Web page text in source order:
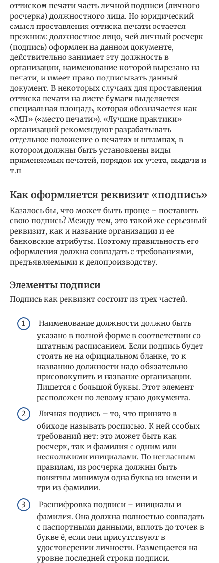
оттиском печати часть личной подписи (личного
росчерка) должностного лица. Но юридический
смысл проставления оттиска печати остается
прежним: должностное лицо, чей личный росчерк
(подпись) оформлен на данном документе,
действительно занимает эту должность в
организации, наименование которой вырезано на
печати, и имеет право подписывать данный
документ. В некоторых случаях для проставления
оттиска печати на листе бумаги выделяется
специальная площадь, которая обозначается как
«МП» («место печати»). «Лучшие практики»
организаций рекомендуют разрабатывать
отдельное положение о печатях и штампах, в
котором должны быть установлены виды
применяемых печатей, порядок их учета, выдачи и
т.п.
Как оформляется реквизит «подпись»
Казалось бы, что может быть проще – поставить
свою подпись? Между тем, это такой же серьезный
реквизит, как и название организации и ее
банковские атрибуты. Поэтому правильность его
оформления должна совпадать с требованиями,
предъявляемыми к делопроизводству.
Элементы подписи
Подпись как реквизит состоит из трех частей.
Наименование должности должно быть
указано в полной форме в соответствии со
штатным расписанием. Если подпись будет
стоять не на официальном бланке, то к
названию должности надо обязательно
присовокупить и название организации.
Пишется с большой буквы. Этот элемент
расположен по левому краю документа.
Личная подпись – то, что принято в
обиходе называть росписью. К ней особых
требований нет: это может быть как
росчерк, так и фамилия с одним или
несколькими инициалами. По негласным
правилам, из росчерка должны быть
понятны минимум одна буква из имени и
три из фамилии.
Расшифровка подписи – инициалы и
фамилия. Она должна полностью совпадать
с паспортными данными, вплоть до точек в
букве ё, если они присутствуют в
удостоверении личности. Размещается на
уровне последней строки подписи.